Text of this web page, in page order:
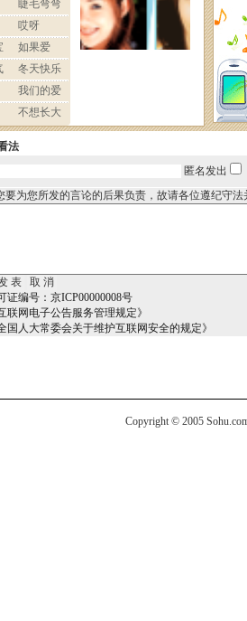
法
匿名发出
要为您所发的言论的后果负责，故请各位遵纪守
证编号：京ICP00000008号
联网电子公告服务管理规定》
国人大常委会关于维护互联网安全的规定》
Copyright © 2005